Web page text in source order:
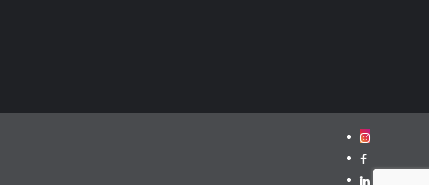
Instagram
Facebook
Linkedin